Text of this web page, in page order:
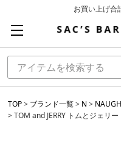
お買い上げ合
当日～翌営業日を目安に
TOP ブランド一覧 N
TOM and JERRY トムとジェリ